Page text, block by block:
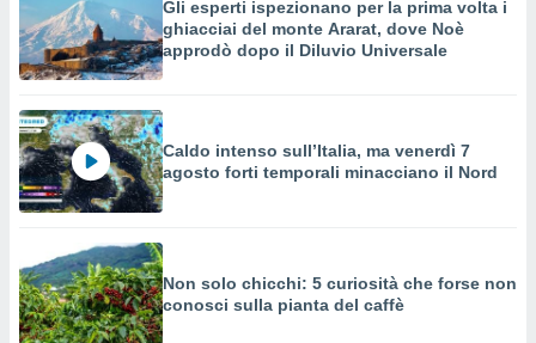
Gli esperti ispezionano per la prima volta i
ghiacciai del monte Ararat, dove Noè
approdò dopo il Diluvio Universale
Caldo intenso sull’Italia, ma venerdì 7
agosto forti temporali minacciano il Nord
Non solo chicchi: 5 curiosità che forse non
conosci sulla pianta del caffè